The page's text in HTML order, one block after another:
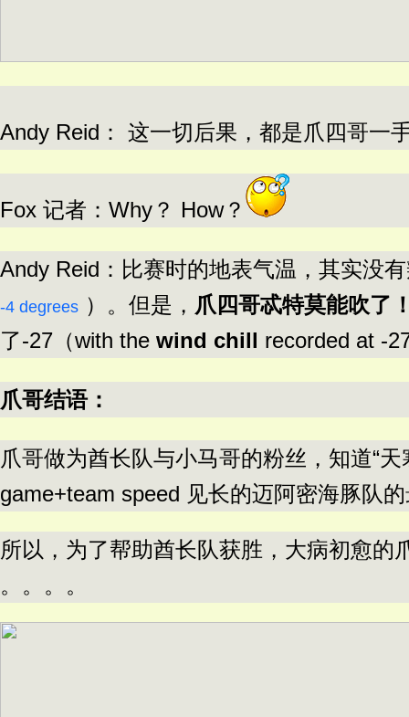
Andy Reid： 这一切后果，都是爪四哥一
Fox 记者：Why？ How？
Andy Reid：比赛时的地表气温，其实没
-4 degrees ）。但是， 爪四哥忒特莫能吹了
了-27（with the wind chill recorded at -
爪哥结语：
爪哥做为酋长队与小马哥的粉丝，知道“
game+team speed 见长的迈阿密海豚队
所以，为了帮助酋长队获胜，大病初愈
。。。。